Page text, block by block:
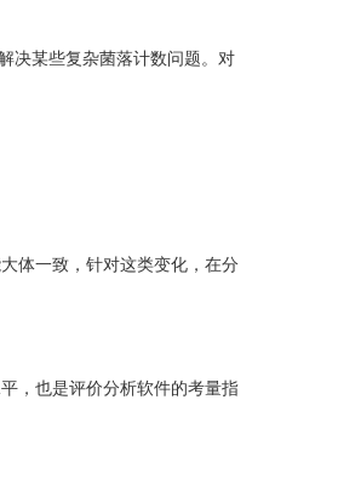
决某些复杂菌落计数问题。对
体一致，针对这类变化，在分
，也是评价分析软件的考量指